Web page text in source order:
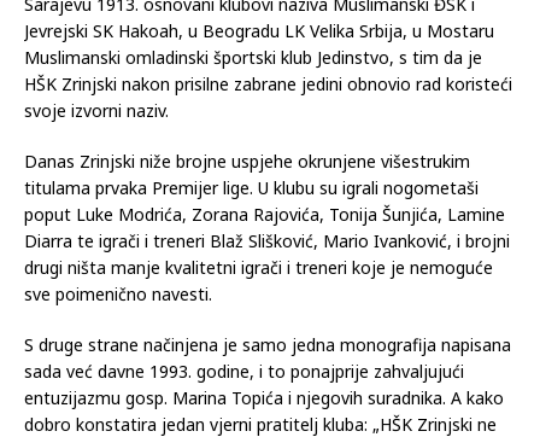
Jevrejski SK Hakoah, u Beogradu LK Velika Srbija, u Mostaru
Muslimanski omladinski športski klub Jedinstvo, s tim da je
HŠK Zrinjski nakon prisilne zabrane jedini obnovio rad koristeći
svoje izvorni naziv.
Danas Zrinjski niže brojne uspjehe okrunjene višestrukim
titulama prvaka Premijer lige. U klubu su igrali nogometaši
poput Luke Modrića, Zorana Rajovića, Tonija Šunjića, Lamine
Diarra te igrači i treneri Blaž Slišković, Mario Ivanković, i brojni
drugi ništa manje kvalitetni igrači i treneri koje je nemoguće
sve poimenično navesti.
S druge strane načinjena je samo jedna monografija napisana
sada već davne 1993. godine, i to ponajprije zahvaljujući
entuzijazmu gosp. Marina Topića i njegovih suradnika. A kako
dobro konstatira jedan vjerni pratitelj kluba: „HŠK Zrinjski ne